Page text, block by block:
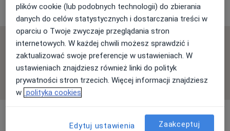
4 opinie
Sprawdzamy wszystkie opinie. Moderujemy je
zgodnie z naszymi zasadami, dowiedz się więcej o
opiniach i sposobie obliczania gwiazdek na
Dowiedz się więcejDowiedz się więcej o opiniach
plików cookie (lub podobnych technologii) do zbierania
danych do celów statystycznych i dostarczania treści w
oparciu o Twoje zwyczaje przeglądania stron
internetowych. W każdej chwili możesz sprawdzić i
zaktualizować swoje preferencje w ustawieniach. W
ustawieniach znajdziesz również linki do polityk
prywatności stron trzecich. Więcej informacji znajdziesz
w polityka cookies
Edytuj ustawienia Zaakceptuj